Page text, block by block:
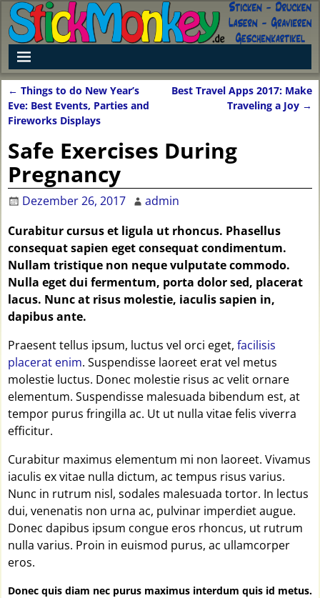
Artikelnavigation
← Things to do New Year’s
Eve: Best Events, Parties and
Fireworks Displays
Best Travel Apps 2017: Make
Traveling a Joy →
Safe Exercises During
Pregnancy
Dezember 26, 2017
admin
Curabitur cursus et ligula ut rhoncus. Phasellus
consequat sapien eget consequat condimentum.
Nullam tristique non neque vulputate commodo.
Nulla eget dui fermentum, porta dolor sed, placerat
lacus. Nunc at risus molestie, iaculis sapien in,
dapibus ante.
Praesent tellus ipsum, luctus vel orci eget, facilisis
placerat enim. Suspendisse laoreet erat vel metus
molestie luctus. Donec molestie risus ac velit ornare
elementum. Suspendisse malesuada bibendum est, at
tempor purus fringilla ac. Ut ut nulla vitae felis viverra
efficitur.
Curabitur maximus elementum mi non laoreet. Vivamus
iaculis ex vitae nulla dictum, ac tempus risus varius.
Nunc in rutrum nisl, sodales malesuada tortor. In lectus
dui, venenatis non urna ac, pulvinar imperdiet augue.
Donec dapibus ipsum congue eros rhoncus, ut rutrum
nulla varius. Proin in euismod purus, ac ullamcorper
eros.
Donec quis diam nec purus maximus interdum quis id metus.